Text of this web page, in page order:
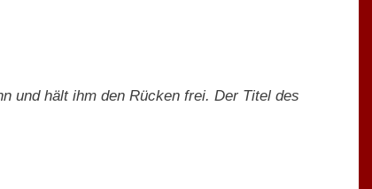
und hält ihm den Rücken frei. Der Titel des